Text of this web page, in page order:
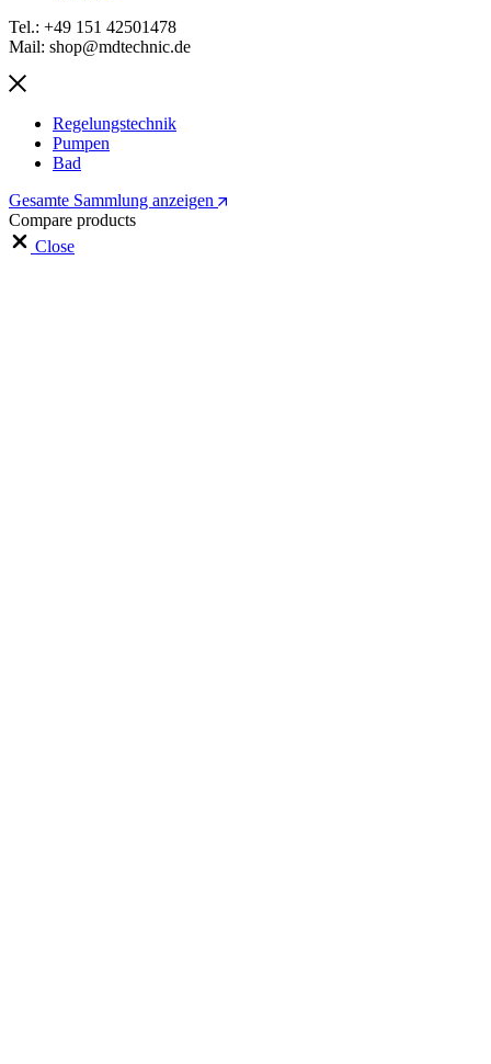
Tel.: +49 151 42501478
Mail: shop@mdtechnic.de
Regelungstechnik
Pumpen
Bad
Gesamte Sammlung anzeigen
Compare products
Close